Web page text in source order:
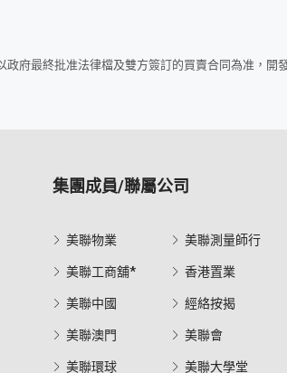
府最終批准法律檔及雙方簽訂的買賣合同為准，開
集團成員/聯屬公司
美聯物業
美聯工商舖*
美聯中國
美聯澳門
美聯環球
美聯測量師行
香港置業
經絡按揭
美聯會
美聯大學堂